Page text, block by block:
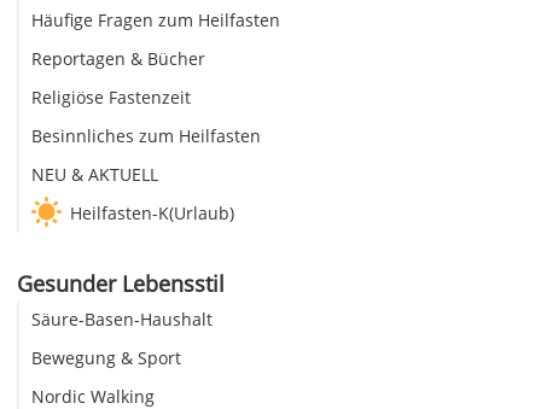
Häufige Fragen zum Heilfasten
Reportagen & Bücher
Religiöse Fastenzeit
Besinnliches zum Heilfasten
NEU & AKTUELL
Heilfasten-K(Urlaub)
Gesunder Lebensstil
Säure-Basen-Haushalt
Bewegung & Sport
Nordic Walking